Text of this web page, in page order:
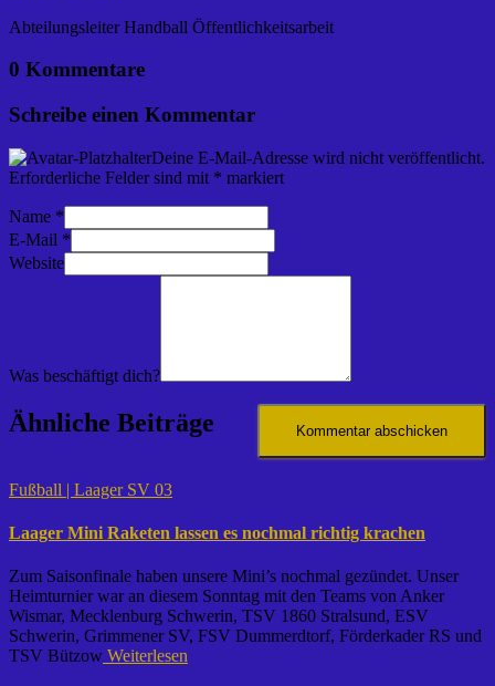
Abteilungsleiter Handball Öffentlichkeitsarbeit
0 Kommentare
Schreibe einen Kommentar
Deine E-Mail-Adresse wird nicht veröffentlicht.
Erforderliche Felder sind mit * markiert
Name *
E-Mail *
Website
Was beschäftigt dich?
Ähnliche Beiträge
Fußball | Laager SV 03
Laager Mini Raketen lassen es nochmal richtig krachen
Zum Saisonfinale haben unsere Mini’s nochmal gezündet. Unser
Heimturnier war an diesem Sonntag mit den Teams von Anker
Wismar, Mecklenburg Schwerin, TSV 1860 Stralsund, ESV
Schwerin, Grimmener SV, FSV Dummerdtorf, Förderkader RS und
TSV Bützow Weiterlesen